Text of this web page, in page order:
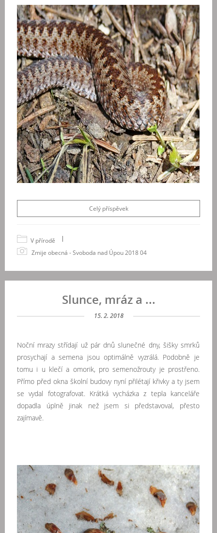
Celý příspěvek
V přírodě
|
Zmije obecná - Svoboda nad Úpou 2018 04
Slunce, mráz a ...
15. 2. 2018
Noční mrazy střídají už pár dnů slunečné dny, šišky smrků
prosychají a semena jsou optimálně vyzrálá. Podobně je
tomu i u klečí a omorik, pro semenožrouty je prostřeno.
Přímo před okna školní budovy nyní přilétají křivky a ty jsem
se vydal fotografovat. Krátká vycházka z tepla kanceláře
dopadla úplně jinak než jsem si představoval, přesto
zajímavě.